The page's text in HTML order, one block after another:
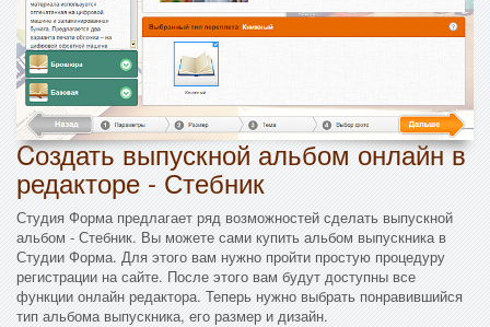
Cоздать выпускной альбом онлайн в
редакторе - Стебник
Студия Форма предлагает ряд возможностей сделать выпускной
альбом - Стебник. Вы можете сами купить альбом выпускника в
Студии Форма. Для этого вам нужно пройти простую процедуру
регистрации на сайте. После этого вам будут доступны все
функции онлайн редактора. Теперь нужно выбрать понравившийся
тип альбома выпускника, его размер и дизайн.